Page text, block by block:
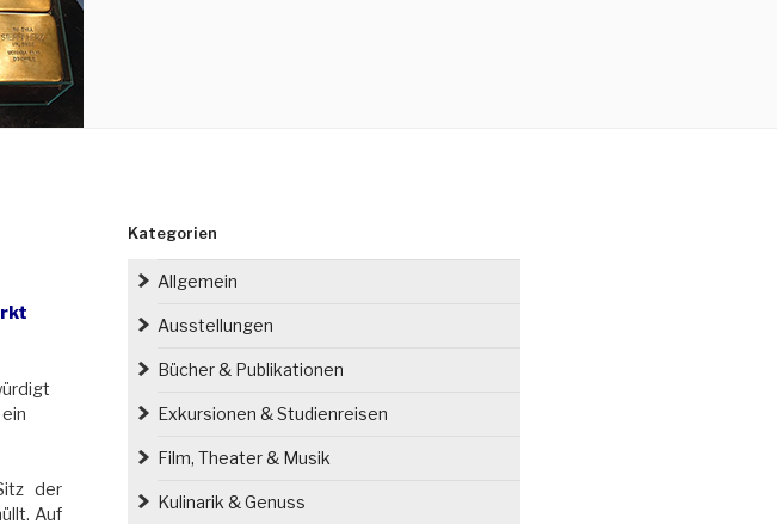
der
Auf
Kategorien
Allgemein
Ausstellungen
Bücher & Publikationen
Exkursionen & Studienreisen
Film, Theater & Musik
Kulinarik & Genuss